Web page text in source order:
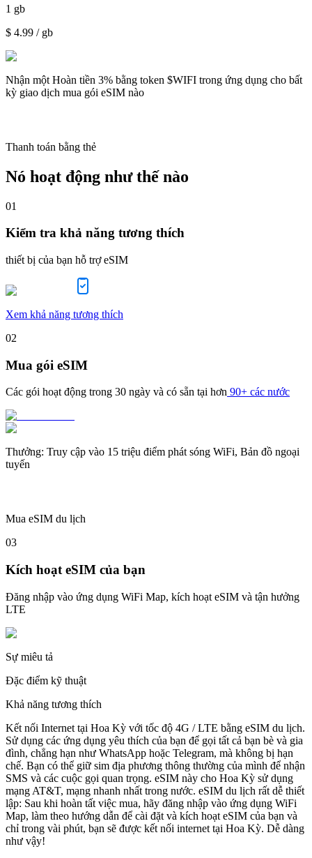
1 gb
$ 4.99 / gb
Nhận một Hoàn tiền 3% bằng token $WIFI trong ứng dụng cho bất
kỳ giao dịch mua gói eSIM nào
Thanh toán bằng thẻ
Nó hoạt động như thế nào
01
Kiểm tra khả năng tương thích
thiết bị của bạn hỗ trợ eSIM
Xem khả năng tương thích
02
Mua gói eSIM
Các gói hoạt động trong 30 ngày và có sẵn tại hơn 90+ các nước
Thưởng: Truy cập vào 15 triệu điểm phát sóng WiFi, Bản đồ ngoại
tuyến
Mua eSIM du lịch
03
Kích hoạt eSIM của bạn
Đăng nhập vào ứng dụng WiFi Map, kích hoạt eSIM và tận hưởng
LTE
Sự miêu tả
Đặc điểm kỹ thuật
Khả năng tương thích
Kết nối Internet tại Hoa Kỳ với tốc độ 4G / LTE bằng eSIM du lịch.
Sử dụng các ứng dụng yêu thích của bạn để gọi tất cả bạn bè và gia
đình, chẳng hạn như WhatsApp hoặc Telegram, mà không bị hạn
chế. Bạn có thể giữ sim địa phương thông thường của mình để nhận
SMS và các cuộc gọi quan trọng. eSIM này cho Hoa Kỳ sử dụng
mạng AT&T, mạng nhanh nhất trong nước. eSIM du lịch rất dễ thiết
lập: Sau khi hoàn tất việc mua, hãy đăng nhập vào ứng dụng WiFi
Map, làm theo hướng dẫn để cài đặt và kích hoạt eSIM của bạn và
chỉ trong vài phút, bạn sẽ được kết nối internet tại Hoa Kỳ. Dễ dàng
như vậy!